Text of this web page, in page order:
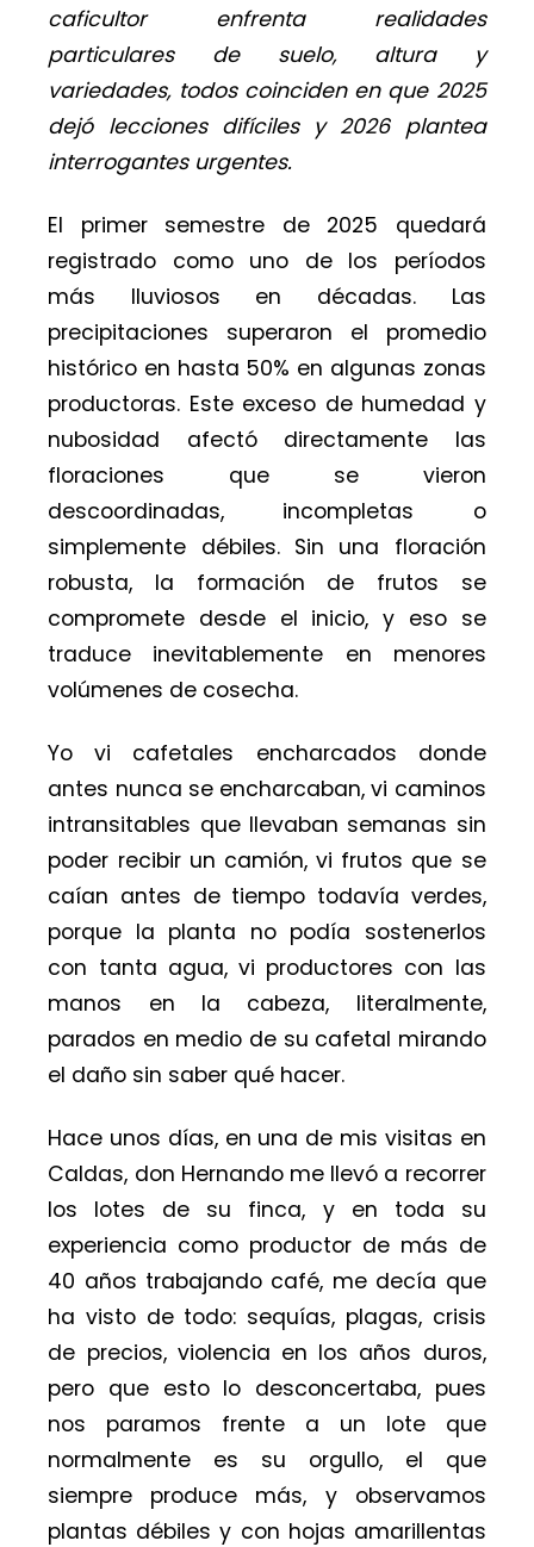
caficultor enfrenta realidades
particulares de suelo, altura y
variedades, todos coinciden en que 2025
dejó lecciones difíciles y 2026 plantea
interrogantes urgentes.
El primer semestre de 2025 quedará
registrado como uno de los períodos
más lluviosos en décadas. Las
precipitaciones superaron el promedio
histórico en hasta 50% en algunas zonas
productoras. Este exceso de humedad y
nubosidad afectó directamente las
floraciones que se vieron
descoordinadas, incompletas o
simplemente débiles. Sin una floración
robusta, la formación de frutos se
compromete desde el inicio, y eso se
traduce inevitablemente en menores
volúmenes de cosecha.
Yo vi cafetales encharcados donde
antes nunca se encharcaban, vi caminos
intransitables que llevaban semanas sin
poder recibir un camión, vi frutos que se
caían antes de tiempo todavía verdes,
porque la planta no podía sostenerlos
con tanta agua, vi productores con las
manos en la cabeza, literalmente,
parados en medio de su cafetal mirando
el daño sin saber qué hacer.
Hace unos días, en una de mis visitas en
Caldas, don Hernando me llevó a recorrer
los lotes de su finca, y en toda su
experiencia como productor de más de
40 años trabajando café, me decía que
ha visto de todo: sequías, plagas, crisis
de precios, violencia en los años duros,
pero que esto lo desconcertaba, pues
nos paramos frente a un lote que
normalmente es su orgullo, el que
siempre produce más, y observamos
plantas débiles y con hojas amarillentas